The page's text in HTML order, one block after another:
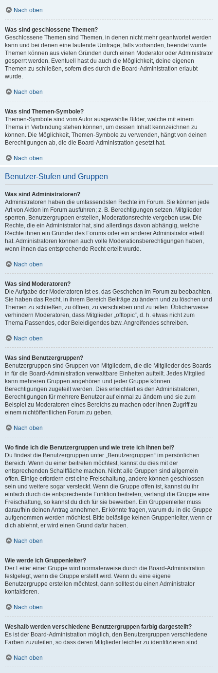
Nach oben
Was sind geschlossene Themen?
Geschlossene Themen sind Themen, in denen nicht mehr geantwortet werden
kann und bei denen eine laufende Umfrage, falls vorhanden, beendet wurde.
Themen können aus vielen Gründen durch einen Moderator oder Administrator
gesperrt werden. Eventuell hast du auch die Möglichkeit, deine eigenen
Themen zu schließen, sofern dies durch die Board-Administration erlaubt
wurde.
Nach oben
Was sind Themen-Symbole?
Themen-Symbole sind vom Autor ausgewählte Bilder, welche mit einem
Thema in Verbindung stehen können, um dessen Inhalt kennzeichnen zu
können. Die Möglichkeit, Themen-Symbole zu verwenden, hängt von deinen
Berechtigungen ab, die die Board-Administration gesetzt hat.
Nach oben
Benutzer-Stufen und Gruppen
Was sind Administratoren?
Administratoren haben die umfassendsten Rechte im Forum. Sie können jede
Art von Aktion im Forum ausführen; z. B. Berechtigungen setzen, Mitglieder
sperren, Benutzergruppen erstellen, Moderationsrechte vergeben usw. Die
Rechte, die ein Administrator hat, sind allerdings davon abhängig, welche
Rechte ihnen ein Gründer des Forums oder ein anderer Administrator erteilt
hat. Administratoren können auch volle Moderationsberechtigungen haben,
wenn ihnen das entsprechende Recht erteilt wurde.
Nach oben
Was sind Moderatoren?
Die Aufgabe der Moderatoren ist es, das Geschehen im Forum zu beobachten.
Sie haben das Recht, in ihrem Bereich Beiträge zu ändern und zu löschen und
Themen zu schließen, zu öffnen, zu verschieben und zu teilen. Üblicherweise
verhindern Moderatoren, dass Mitglieder „offtopic“, d. h. etwas nicht zum
Thema Passendes, oder Beleidigendes bzw. Angreifendes schreiben.
Nach oben
Was sind Benutzergruppen?
Benutzergruppen sind Gruppen von Mitgliedern, die die Mitglieder des Boards
in für die Board-Administration verwaltbare Einheiten aufteilt. Jedes Mitglied
kann mehreren Gruppen angehören und jeder Gruppe können
Berechtigungen zugeteilt werden. Dies erleichtert es den Administratoren,
Berechtigungen für mehrere Benutzer auf einmal zu ändern und sie zum
Beispiel zu Moderatoren eines Bereichs zu machen oder ihnen Zugriff zu
einem nichtöffentlichen Forum zu geben.
Nach oben
Wo finde ich die Benutzergruppen und wie trete ich ihnen bei?
Du findest die Benutzergruppen unter „Benutzergruppen“ im persönlichen
Bereich. Wenn du einer beitreten möchtest, kannst du dies mit der
entsprechenden Schaltfläche machen. Nicht alle Gruppen sind allgemein
offen. Einige erfordern erst eine Freischaltung, andere können geschlossen
sein und weitere sogar versteckt. Wenn die Gruppe offen ist, kannst du ihr
einfach durch die entsprechende Funktion beitreten; verlangt die Gruppe eine
Freischaltung, so kannst du dich für sie bewerben. Ein Gruppenleiter muss
daraufhin deinen Antrag annehmen. Er könnte fragen, warum du in die Gruppe
aufgenommen werden möchtest. Bitte belästige keinen Gruppenleiter, wenn er
dich ablehnt, er wird einen Grund dafür haben.
Nach oben
Wie werde ich Gruppenleiter?
Der Leiter einer Gruppe wird normalerweise durch die Board-Administration
festgelegt, wenn die Gruppe erstellt wird. Wenn du eine eigene
Benutzergruppe erstellen möchtest, dann solltest du einen Administrator
kontaktieren.
Nach oben
Weshalb werden verschiedene Benutzergruppen farbig dargestellt?
Es ist der Board-Administration möglich, den Benutzergruppen verschiedene
Farben zuzuteilen, so dass deren Mitglieder leichter zu identifizieren sind.
Nach oben